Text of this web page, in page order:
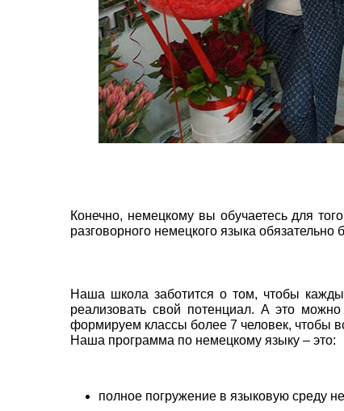
Конечно, немецкому вы обучаетесь для
разговорного немецкого языка обязательно
Наша школа заботится о том, чтобы
реализовать свой потенциал. А это
формируем классы более 7 человек, чтобы
Наша программа по немецкому языку – это:
полное погружение в языковую среду